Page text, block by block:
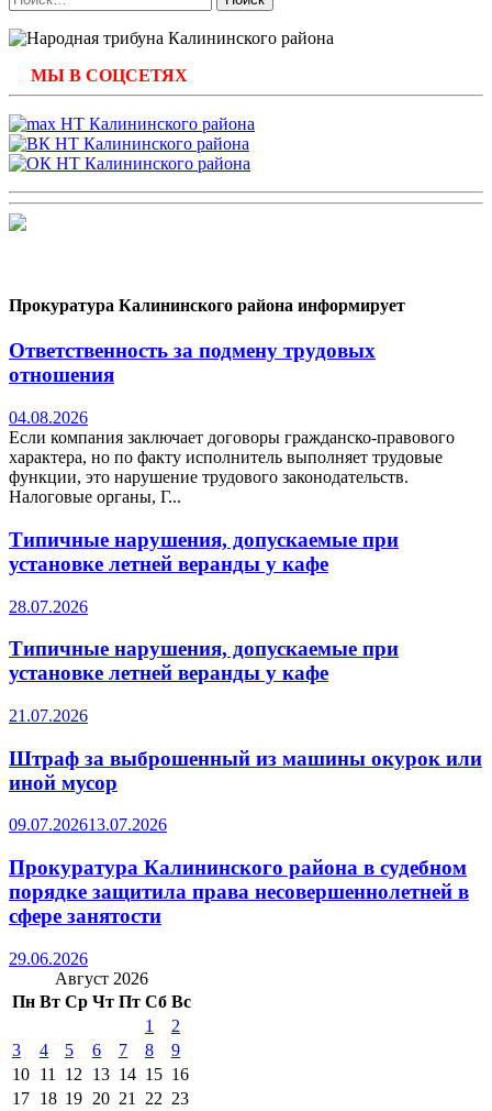
МЫ В СОЦСЕТЯХ
Прокуратура Калининского района информирует
Ответственность за подмену трудовых
отношения
04.08.2026
Если компания заключает договоры гражданско-правового
характера, но по факту исполнитель выполняет трудовые
функции, это нарушение трудового законодательств.
Налоговые органы, Г...
Типичные нарушения, допускаемые при
установке летней веранды у кафе
28.07.2026
Типичные нарушения, допускаемые при
установке летней веранды у кафе
21.07.2026
Штраф за выброшенный из машины окурок или
иной мусор
09.07.202613.07.2026
Прокуратура Калининского района в судебном
порядке защитила права несовершеннолетней в
сфере занятости
29.06.2026
Август 2026
Пн Вт Ср Чт Пт Сб Вс
1
2
3
4 5 6 7 8
9
10 11 12 13 14 15 16
17 18 19 20 21 22 23